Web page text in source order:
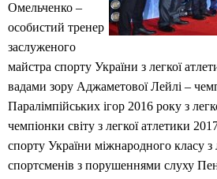
Омельченко –
особистий тренер
заслуженого
майстра спорту України з легкої
вадами зору Аджаметової Лейлі –
Паралімпійських ігор 2016 року з
чемпіонки світу з легкої атлетики
спорту України міжнародного класу з
спортсменів з порушеннями слуху